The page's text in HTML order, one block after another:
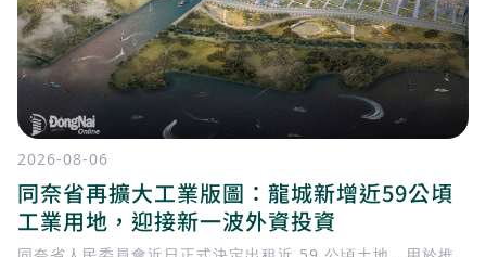
2026-08-06
同奈省再擴大工業版圖：龍城新增近59公頃
工業用地，迎接新一波外資投資